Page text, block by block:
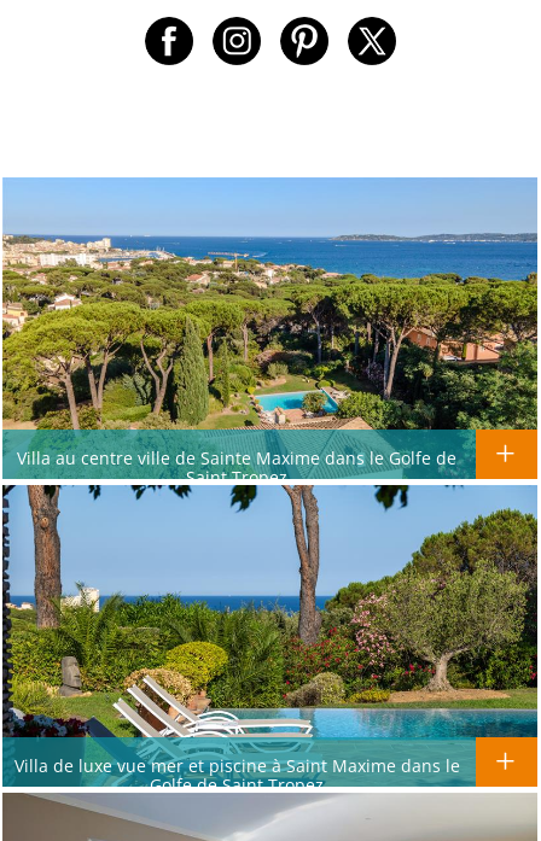
Villa au centre ville de Sainte Maxime dans le Golfe de
Saint Tropez
Villa de luxe vue mer et piscine à Saint Maxime dans le
Golfe de Saint Tropez